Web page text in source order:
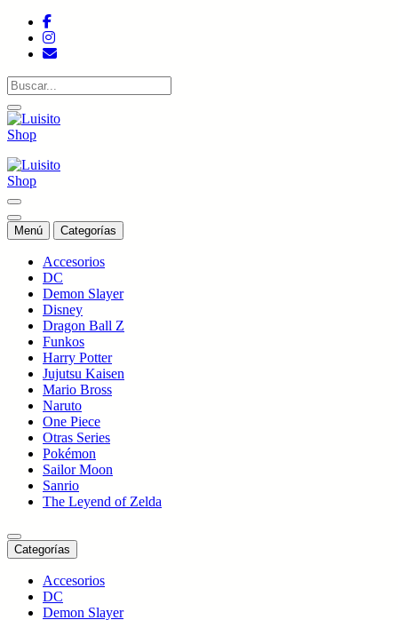
Saltar
contenido
Tienda de colecciones
Menú Categorías
Accesorios
DC
Demon Slayer
Disney
Dragon Ball Z
Funkos
Harry Potter
Jujutsu Kaisen
Mario Bross
Naruto
One Piece
Otras Series
Pokémon
Sailor Moon
Sanrio
The Leyend of Zelda
Categorías
Accesorios
DC
Demon Slayer